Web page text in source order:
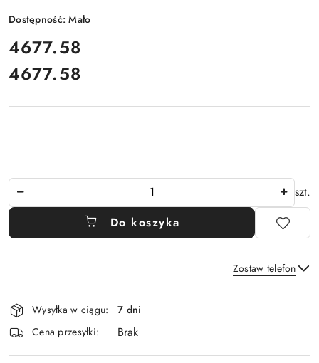
Dostępność:Mało
cena:
4677.58
Cena:
4677.58
szt.
Do koszyka
Zostaw telefon
Dostępność
i
dostawa
Wysyłka w ciągu:
7 dni
Cena przesyłki:
Brak